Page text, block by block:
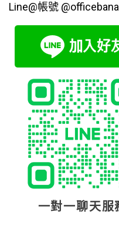
Line@帳號
一對一聊天服